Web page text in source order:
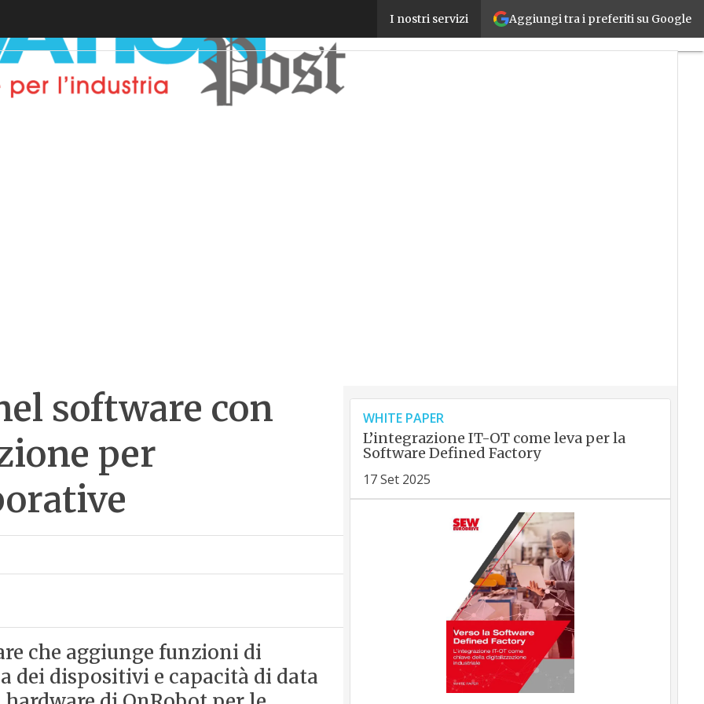
Aggiungi tra i preferiti su Google
I nostri servizi
OnRobot debutta nel software con WebLytics, la
software con
per
che aggiunge funzioni di
dei dispositivi e capacità di data
WHITE PAPER
L’integrazione IT-OT come leva per la
Software Defined Factory
17 Set 2025